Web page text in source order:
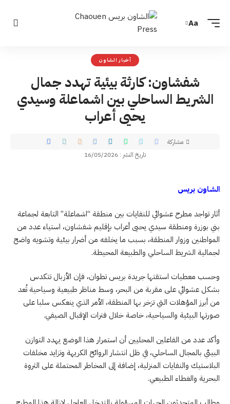
Aa
أخبار الشاون
شفشاون: كارثة بيئية تهدد جمال
الشريط الساحلي بين اشماعلة وسيدي
يحيى أعراب
تاريخ النشر : 16/05/2026
مشاركة
الشاون بريس
أثار تواجد مطرح عشوائي للنفايات بين منطقة “اشماعلة” التابعة لجماعة
بني بوزرة ومنطقة سيدي يحيى أعراب بإقليم شفشاون، استياء عدد من
المواطنين وزوار المنطقة، بسبب ما يخلفه من أضرار بيئية وتشويه واضح
لجمالية الشريط الساحلي والطبيعة المحيطة.
وحسب معطيات استقتها جريدة بريس تطوان، فإن الأزبال تتكدس
بشكل عشوائي على مقربة من البحر، وسط مناظر طبيعية وسياحية تُعد
من أبرز المؤهلات التي تزخر بها المنطقة، الأمر الذي ينعكس سلبا على
صورتها البيئية والسياحية، خاصة خلال فترات الإقبال الصيفي.
وأكد عدد من الفاعلين المحليين أن استمرار هذا الوضع يهدد التوازن
البيئي بالمجال الساحلي، في ظل انتشار الروائح الكريهة وتزايد مخلفات
البلاستيك والنفايات المنزلية، إضافة إلى المخاطر المحتملة على الثروة
البحرية والغطاء الطبيعي.